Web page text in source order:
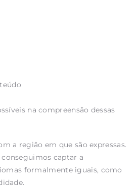
na compreensão dessas
a região em que são expressas.
captar a
formalmente iguais, como